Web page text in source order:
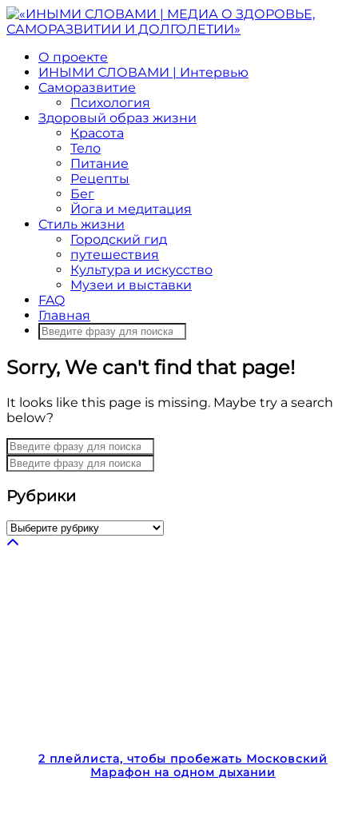
О проекте
ИНЫМИ СЛОВАМИ | Интервью
Саморазвитие
Психология
Здоровый образ жизни
Красота
Тело
Питание
Рецепты
Бег
Йога и медитация
Стиль жизни
Городский гид
путешествия
Культура и искусство
Музеи и выставки
FAQ
Главная
Sorry, We can't find that page!
It looks like this page is missing. Maybe try a search
below?
Рубрики
Рубрики
2 плейлиста, чтобы пробежать Московский
Марафон на одном дыхании